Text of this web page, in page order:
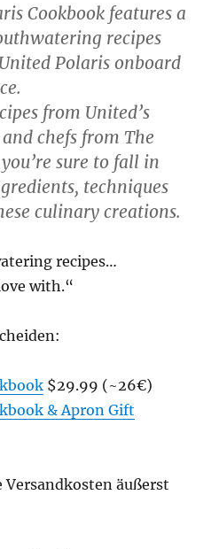
Cookbook features a
recipes
Polaris onboard
from United’s
chefs from The
sure to fall in
techniques
culinary creations.
recipes…
with.“
$29.99 (~26€)
& Apron Gift
äußerst